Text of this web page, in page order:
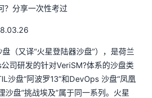
？分享一次性考过
又译“火星登陆器沙盘”），是荷兰
司研发的针对VeriSM?体系的沙盘类
沙盘“阿波罗13”和DevOps 沙盘“凤凰
沙盘“挑战埃及”属于同一系列。火星